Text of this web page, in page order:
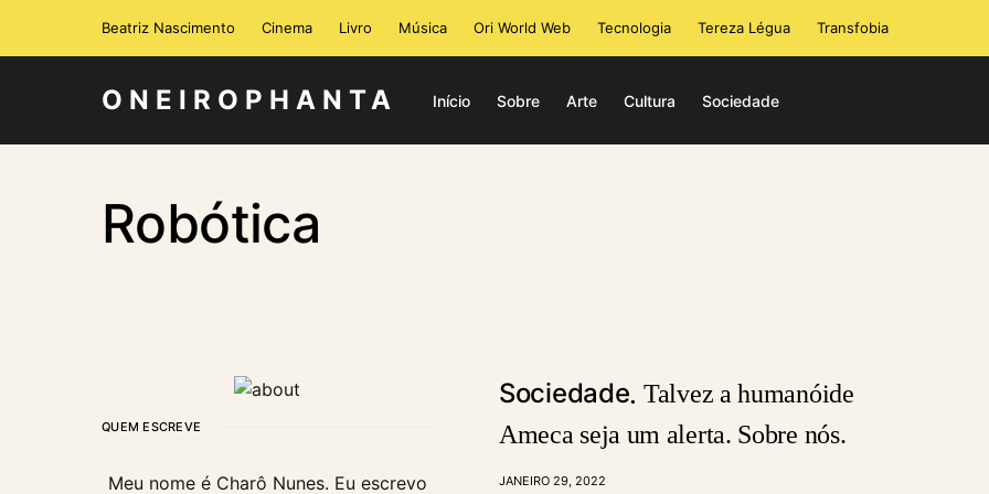
Beatriz Nascimento Cinema Livro Música Ori World Web Tecnologia Tereza Légua Transfobia
ONEIROPHANTA Início Sobre Arte Cultura Sociedade
Robótica
Sociedade Talvez a humanóide
Ameca seja um alerta. Sobre nós.
JANEIRO 29, 2022
QUEM ESCREVE
Meu nome é Charô Nunes. Eu escrevo